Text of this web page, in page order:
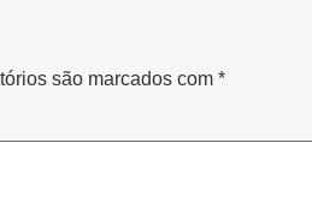
são marcados com *